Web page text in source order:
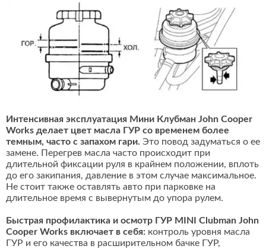
Интенсивная эксплуатация Мини Клубман John Cooper
Works делает цвет масла ГУР со временем более
темным, часто с запахом гари. Это повод задуматься о ее
замене. Перегрев масла часто происходит при
длительной фиксации руля в крайнем положении, вплоть
до его закипания, давление в этом случае максимальное.
Не стоит также оставлять авто при парковке на
длительное время с вывернутым до упора рулем.
Быстрая профилактика и осмотр ГУР MINI Clubman John
Cooper Works включает в себя: контроль уровня масла
ГУР и его качества в расширительном бачке ГУР,